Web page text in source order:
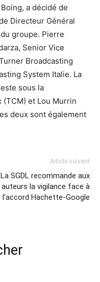
a décidé de
Directeur Général
groupe. Pierre
Senior Vice
Broadcasting
System Italie. La
sous la
et Lou Murrin
deux sont également
Article suivant
La SGDL recommande aux
auteurs la vigilance face à
l’accord Hachette-Google